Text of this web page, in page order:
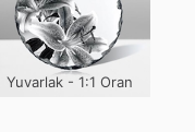
Yuvarlak - 1:1 Oran